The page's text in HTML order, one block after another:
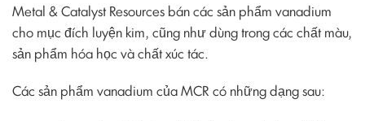
Metal & Catalyst Resources bán các sản phẩm vanadium
cho mục đích luyện kim, cũng như dùng trong các chất màu,
sản phẩm hóa học và chất xúc tác.
Các sản phẩm vanadium của MCR có những dạng sau: